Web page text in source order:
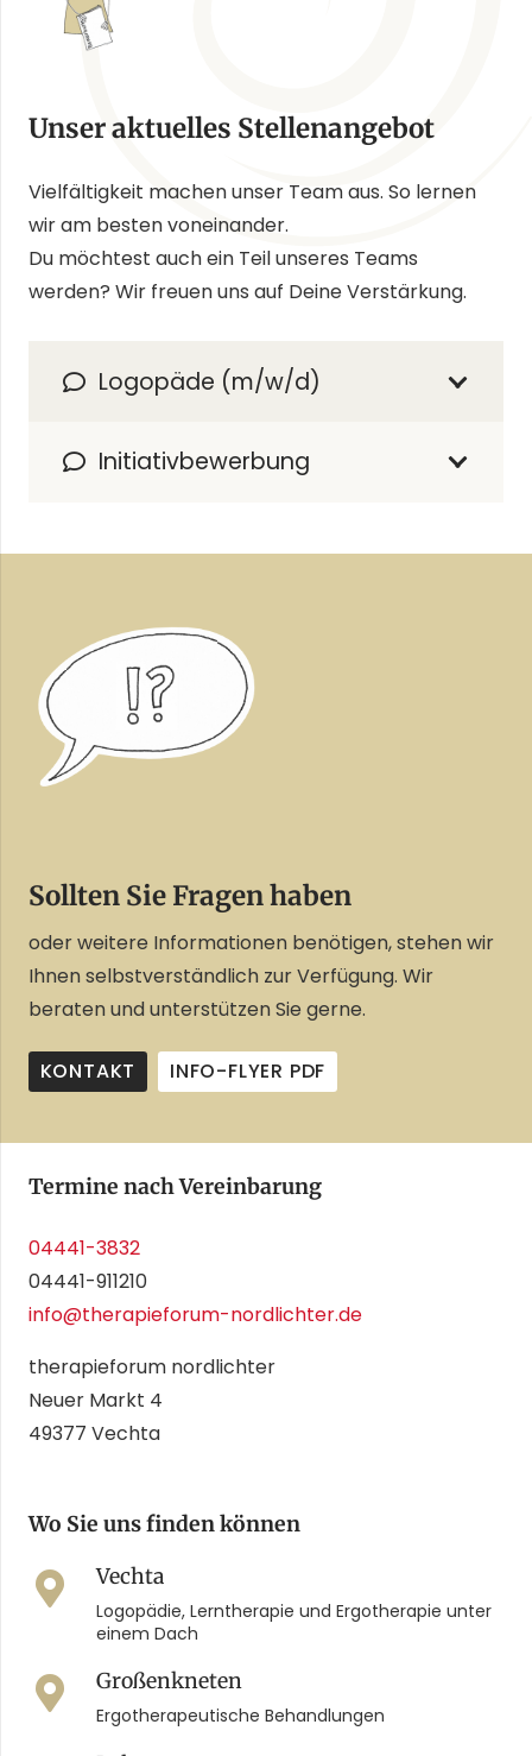
Unser aktuelles Stellenangebot
Vielfältigkeit machen unser Team aus. So lernen
wir am besten voneinander.
Du möchtest auch ein Teil unseres Teams
werden? Wir freuen uns auf Deine Verstärkung.
Logopäde (m/w/d)
Initiativbewerbung
Sollten Sie Fragen haben
oder weitere Informationen benötigen, stehen wir
Ihnen selbstverständlich zur Verfügung. Wir
beraten und unterstützen Sie gerne.
KONTAKT INFO-FLYER PDF
Termine nach Vereinbarung
04441-3832
04441-911210
info@therapieforum-nordlichter.de
therapieforum nordlichter
Neuer Markt 4
49377 Vechta
Wo Sie uns finden können
Vechta
Logopädie, Lerntherapie und Ergotherapie unter
einem Dach
Großenkneten
Ergotherapeutische Behandlungen